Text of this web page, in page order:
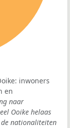
inwoners
en
naar
Ooike helaas
nationaliteiten